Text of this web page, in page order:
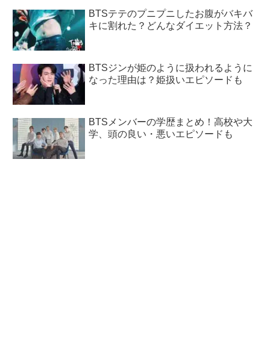
BTSテテのプニプニしたお腹がバキバ
キに割れた？どんなダイエット方法？
BTSジンが姫のように扱われるように
なった理由は？姫扱いエピソードも
BTSメンバーの学歴まとめ！高校や大
学、頭の良い・悪いエピソードも